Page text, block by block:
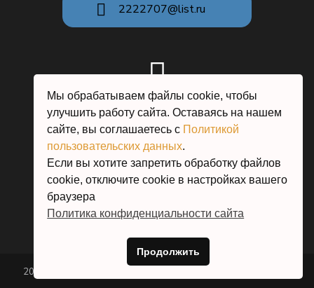
2222707@list.ru
Московская область, г.о. Истра,
Павловская слобода
2026 © Кузнечный двор Добрыня Истра Павловская слобода
Мы обрабатываем файлы cookie, чтобы
улучшить работу сайта. Оставаясь на нашем
сайте, вы соглашаетесь с Политикой
пользовательских данных.
Если вы хотите запретить обработку файлов
cookie, отключите cookie в настройках вашего
браузера
Политика конфиденциальности сайта
Продолжить